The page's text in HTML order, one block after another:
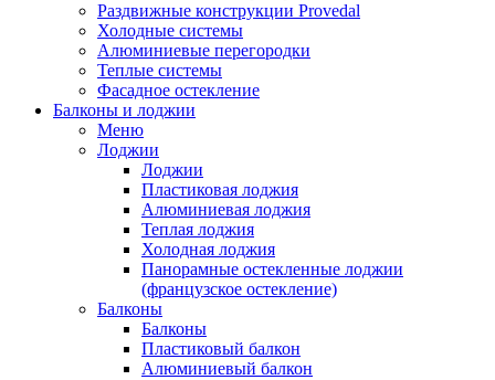
Раздвижные конструкции Provedal
Холодные системы
Алюминиевые перегородки
Теплые системы
Фасадное остекление
Балконы и лоджии
Меню
Лоджии
Лоджии
Пластиковая лоджия
Алюминиевая лоджия
Теплая лоджия
Холодная лоджия
Панорамные остекленные лоджии
(французское остекление)
Балконы
Балконы
Пластиковый балкон
Алюминиевый балкон